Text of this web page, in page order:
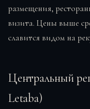
размещения,
визита. Цены выше
славится видом на
Центральный
Letaba)